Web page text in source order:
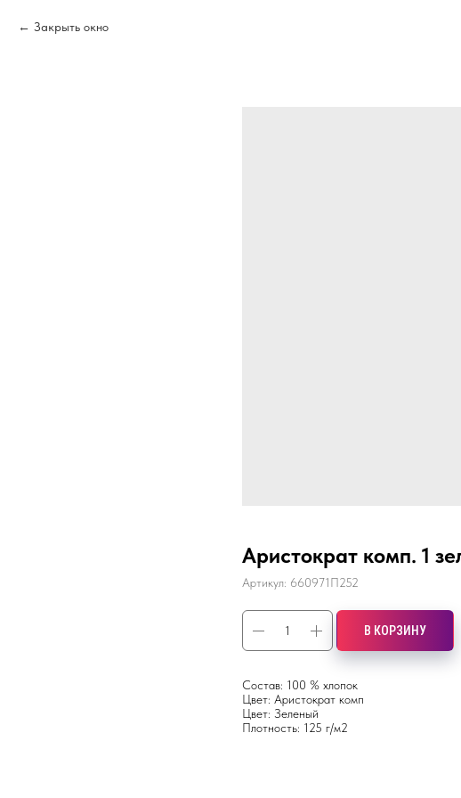
Закрыть окно
Аристократ комп. 1
Артикул: 660971П252
В КОРЗИНУ
Состав: 100 % хлопок
Цвет: Аристократ комп
Цвет: Зеленый
Плотность: 125 г/м2